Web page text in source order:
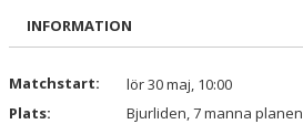
DOKUMENT
INFORMATION
INFORMATION
Matchstart:
lör 30 maj, 10:00
Plats:
Bjurliden, 7 manna planen